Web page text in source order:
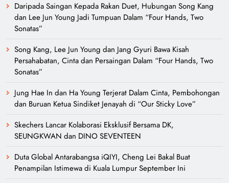
Daripada Saingan Kepada Rakan Duet, Hubungan Song Kang
dan Lee Jun Young Jadi Tumpuan Dalam “Four Hands, Two
Sonatas”
Song Kang, Lee Jun Young dan Jang Gyuri Bawa Kisah
Persahabatan, Cinta dan Persaingan Dalam “Four Hands, Two
Sonatas”
Jung Hae In dan Ha Young Terjerat Dalam Cinta, Pembohongan
dan Buruan Ketua Sindiket Jenayah di “Our Sticky Love”
Skechers Lancar Kolaborasi Eksklusif Bersama DK,
SEUNGKWAN dan DINO SEVENTEEN
Duta Global Antarabangsa iQIYI, Cheng Lei Bakal Buat
Penampilan Istimewa di Kuala Lumpur September Ini